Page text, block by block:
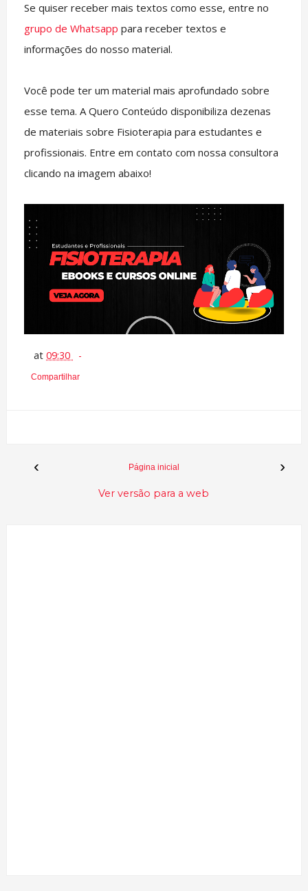
Se quiser receber mais textos como esse, entre no
grupo de Whatsapp para receber textos e
informações do nosso material.
Você pode ter um material mais aprofundado sobre
esse tema. A Quero Conteúdo disponibiliza dezenas
de materiais sobre Fisioterapia para estudantes e
profissionais. Entre em contato com nossa consultora
clicando na imagem abaixo!
at09:30
Compartilhar
‹ ›
Página inicial
Ver versão para a web